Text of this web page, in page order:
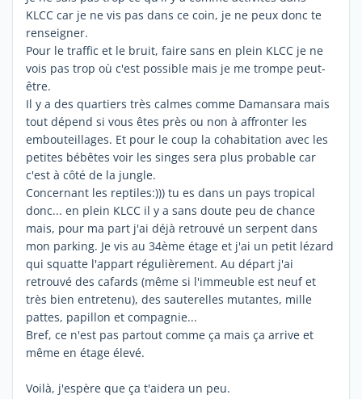
KLCC car je ne vis pas dans ce coin, je ne peux donc te
renseigner.
Pour le traffic et le bruit, faire sans en plein KLCC je ne
vois pas trop où c'est possible mais je me trompe peut-
être.
Il y a des quartiers très calmes comme Damansara mais
tout dépend si vous êtes près ou non à affronter les
embouteillages. Et pour le coup la cohabitation avec les
petites bébêtes voir les singes sera plus probable car
c'est à côté de la jungle.
Concernant les reptiles:))) tu es dans un pays tropical
donc... en plein KLCC il y a sans doute peu de chance
mais, pour ma part j'ai déjà retrouvé un serpent dans
mon parking. Je vis au 34ème étage et j'ai un petit lézard
qui squatte l'appart régulièrement. Au départ j'ai
retrouvé des cafards (même si l'immeuble est neuf et
très bien entretenu), des sauterelles mutantes, mille
pattes, papillon et compagnie...
Bref, ce n'est pas partout comme ça mais ça arrive et
même en étage élevé.
Voilà, j'espère que ça t'aidera un peu.